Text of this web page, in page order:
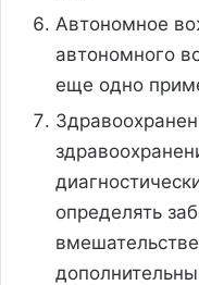
Автономное
автономного
еще одно
определять